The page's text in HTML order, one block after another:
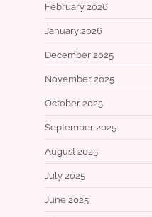
February 2026
January 2026
December 2025
November 2025
October 2025
September 2025
August 2025
July 2025
June 2025